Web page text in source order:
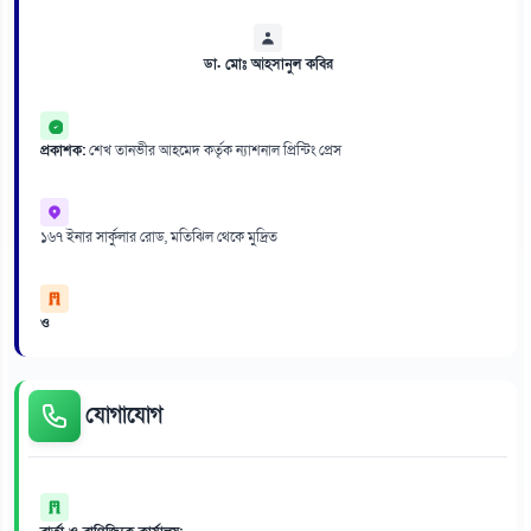
ডা. মোঃ আহসানুল কবির
প্রকাশক:শেখ তানভীর আহমেদ কর্তৃক ন্যাশনাল প্রিন্টিং প্রেস
১৬৭ ইনার সার্কুলার রোড, মতিঝিল থেকে মুদ্রিত
ও
যোগাযোগ